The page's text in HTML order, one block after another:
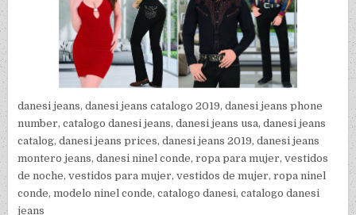
danesi jeans, danesi jeans catalogo 2019, danesi jeans phone
number, catalogo danesi jeans, danesi jeans usa, danesi jeans
catalog, danesi jeans prices, danesi jeans 2019, danesi jeans
montero jeans, danesi ninel conde, ropa para mujer, vestidos
de noche, vestidos para mujer, vestidos de mujer, ropa ninel
conde, modelo ninel conde, catalogo danesi, catalogo danesi
jeans